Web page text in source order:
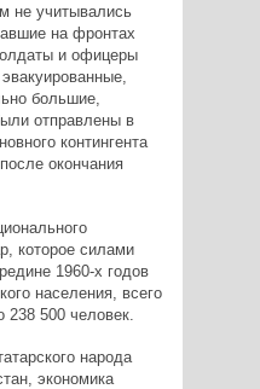
не учитывались
на фронтах
и офицеры
большие,
отправлены в
контингента
окончания
которое силами
1960-х годов
населения, всего
500 человек.
народа
экономика